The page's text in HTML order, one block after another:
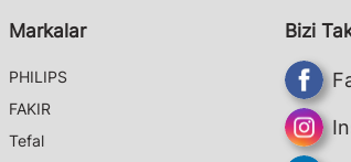
Markalar
PHILIPS
FAKIR
Tefal
Bizi